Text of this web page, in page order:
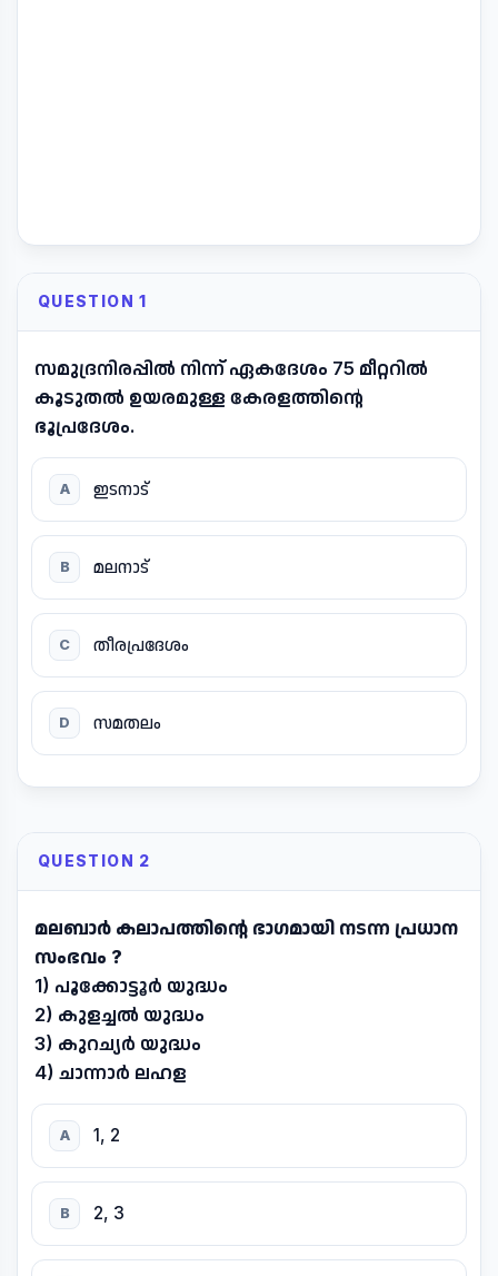
QUESTION 1
സമുദ്രനിരപ്പിൽ നിന്ന് ഏകദേശം 75 മീറ്ററിൽ
കൂടുതൽ ഉയരമുള്ള കേരളത്തിന്റെ
ഭൂപ്രദേശം.
A ഇടനാട്
B മലനാട്
C തീരപ്രദേശം
D സമതലം
QUESTION 2
മലബാർ കലാപത്തിന്റെ ഭാഗമായി നടന്ന പ്രധാന
സംഭവം ?
1) പൂക്കോട്ടൂർ യുദ്ധം
2) കുളച്ചൽ യുദ്ധം
3) കുറച്യർ യുദ്ധം
4) ചാന്നാർ ലഹള
A 1, 2
B 2, 3